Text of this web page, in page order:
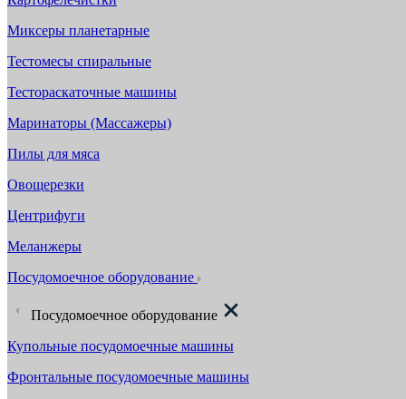
Миксеры планетарные
Тестомесы спиральные
Тестораскаточные машины
Маринаторы (Массажеры)
Пилы для мяса
Овощерезки
Центрифуги
Меланжеры
Посудомоечное оборудование
Посудомоечное оборудование
Купольные посудомоечные машины
Фронтальные посудомоечные машины